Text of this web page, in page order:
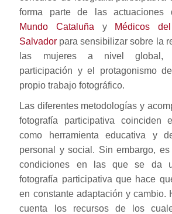
forma parte de las actuaciones
Mundo Cataluña y
Médicos
Salvador para sensibilizar sobre la
las mujeres a nivel global,
participación y el protagonismo
propio trabajo fotográfico.
Las diferentes metodologías y
fotografía participativa coinciden
como herramienta educativa y
personal y social. Sin embargo,
condiciones en las que se da
fotografía participativa que hace
en constante adaptación y cambio.
cuenta los recursos de los